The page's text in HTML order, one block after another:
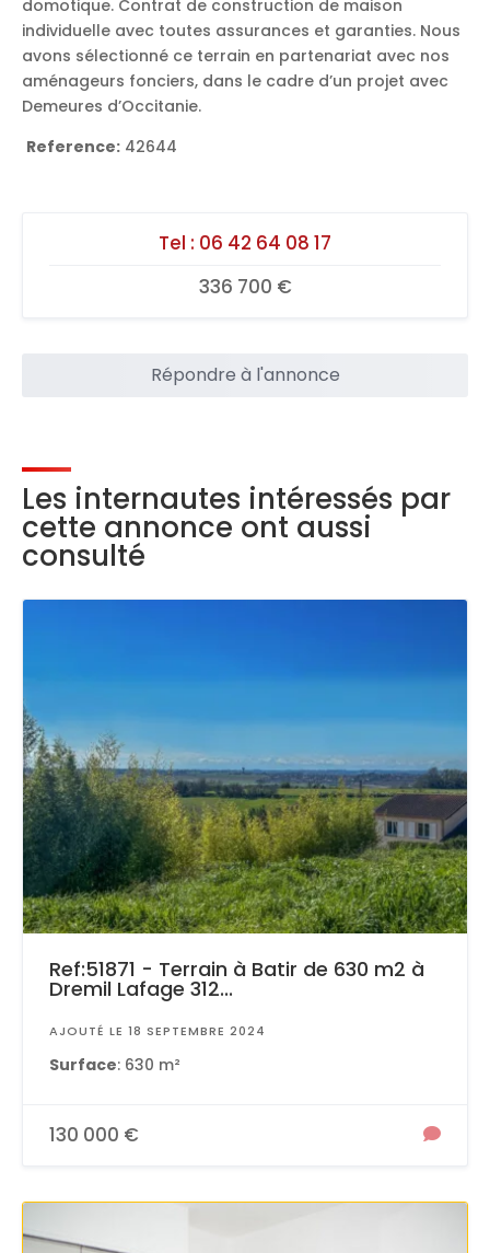
domotique. Contrat de construction de maison
individuelle avec toutes assurances et garanties. Nous
avons sélectionné ce terrain en partenariat avec nos
aménageurs fonciers, dans le cadre d’un projet avec
Demeures d’Occitanie.
Reference: 42644
Tel : 06 42 64 08 17
336 700 €
Répondre à l'annonce
Les internautes intéressés par
cette annonce ont aussi
consulté
Ref:51871 - Terrain à Batir de 630 m2 à
Dremil Lafage 312...
AJOUTÉ LE 18 SEPTEMBRE 2024
Surface: 630 m²
130 000 €